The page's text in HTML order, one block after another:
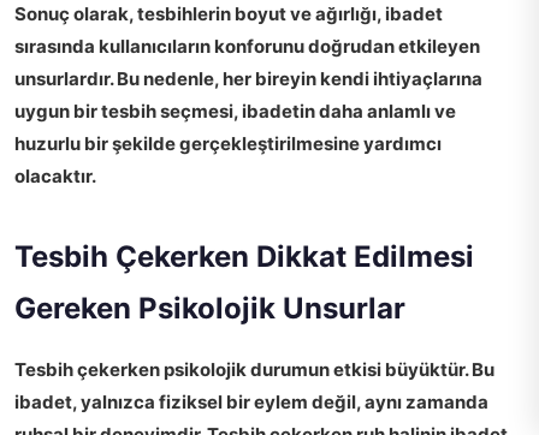
Sonuç olarak,tesbihlerin boyut ve ağırlığı, ibadet
sırasında kullanıcıların konforunu doğrudan etkileyen
unsurlardır. Bu nedenle, her bireyin kendi ihtiyaçlarına
uygun bir tesbih seçmesi, ibadetin daha anlamlı ve
huzurlu bir şekilde gerçekleştirilmesine yardımcı
olacaktır.
Tesbih Çekerken Dikkat Edilmesi
Gereken Psikolojik Unsurlar
Tesbih çekerken psikolojik durumun etkisi büyüktür.Bu
ibadet, yalnızca fiziksel bir eylem değil, aynı zamanda